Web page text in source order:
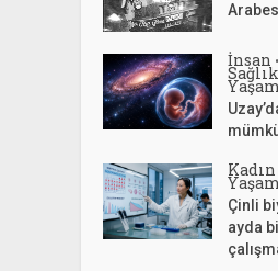
İnsan •
Sağlık
Kadın
Çinli
ayda